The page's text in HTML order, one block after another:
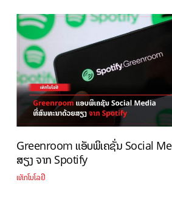
Greenroom ແອັບພິເຄຊັ່ນ Social
ສຽງ ຈາກ Spotify
ເທັກໂນໂລຢີ